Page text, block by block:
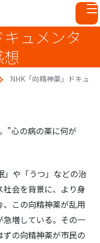
キュメンタ
NHK「向精神薬」ドキュ
”心の病の薬に何が
」や「うつ」などの治
会を背景に、より身
この向精神薬が乱用
急増している。その一
の向精神薬が市民の